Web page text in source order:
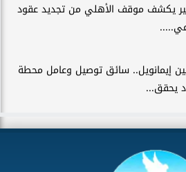
يكشف موقف الأهلي من تجديد عقود
إيمانويل.. سائق توصيل وعامل محطة
يحقق...